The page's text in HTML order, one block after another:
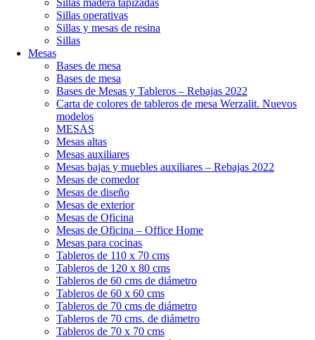
Sillas madera tapizadas
Sillas operativas
Sillas y mesas de resina
Sillas
Mesas
Bases de mesa
Bases de mesa
Bases de Mesas y Tableros – Rebajas 2022
Carta de colores de tableros de mesa Werzalit. Nuevos
modelos
MESAS
Mesas altas
Mesas auxiliares
Mesas bajas y muebles auxiliares – Rebajas 2022
Mesas de comedor
Mesas de diseño
Mesas de exterior
Mesas de Oficina
Mesas de Oficina – Office Home
Mesas para cocinas
Tableros de 110 x 70 cms
Tableros de 120 x 80 cms
Tableros de 60 cms de diámetro
Tableros de 60 x 60 cms
Tableros de 70 cms de diámetro
Tableros de 70 cms. de diámetro
Tableros de 70 x 70 cms